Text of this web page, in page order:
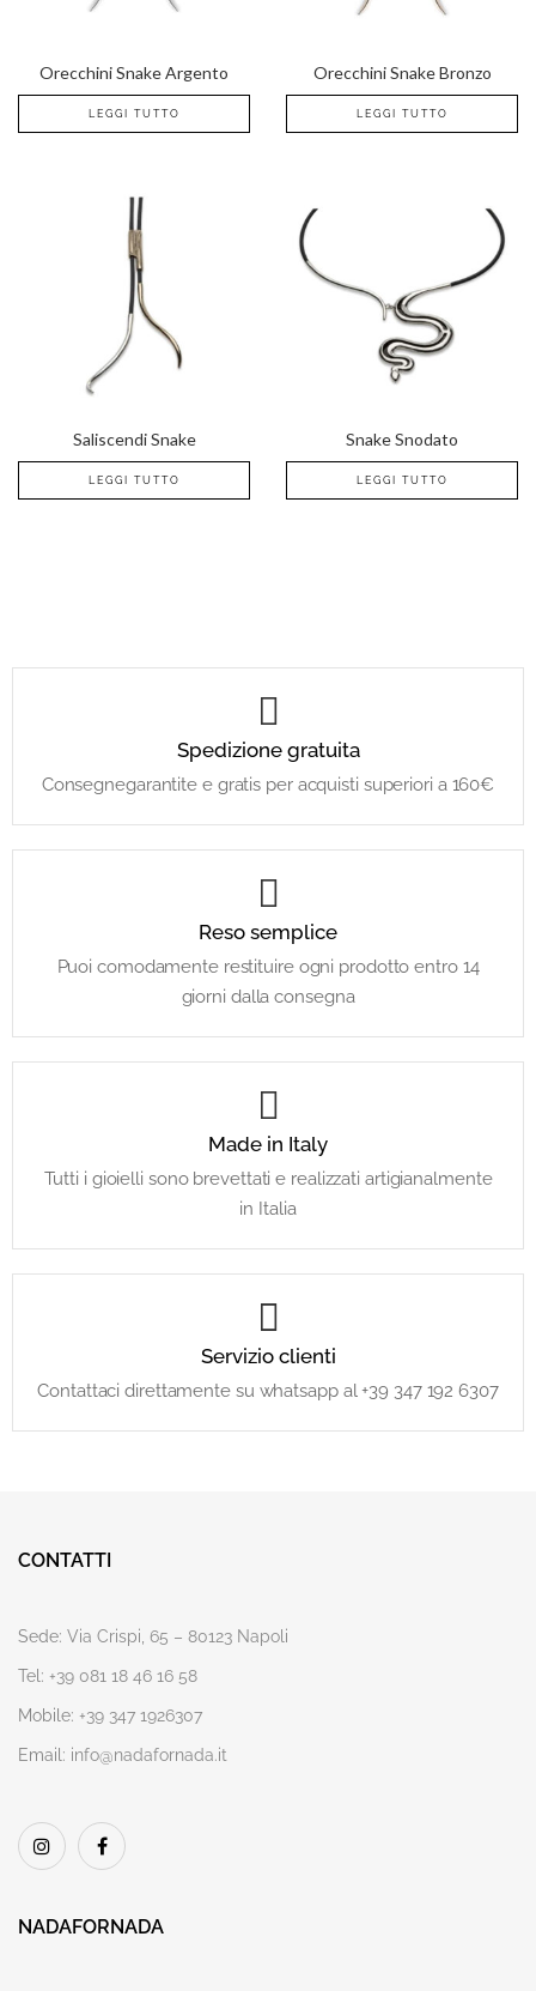
Orecchini Snake Argento
LEGGI TUTTO
Orecchini Snake Bronzo
LEGGI TUTTO
Saliscendi Snake
LEGGI TUTTO
Snake Snodato
LEGGI TUTTO
Spedizione gratuita
Consegnegarantite e gratis per acquisti superiori a 160€
Reso semplice
Puoi comodamente restituire ogni prodotto entro 14
giorni dalla consegna
Made in Italy
Tutti i gioielli sono brevettati e realizzati artigianalmente
in Italia
Servizio clienti
Contattaci direttamente su whatsapp al +39 347 192 6307
CONTATTI
Sede: Via Crispi, 65 – 80123 Napoli
Tel: +39 081 18 46 16 58
Mobile: +39 347 1926307
Email: info@nadafornada.it
NADAFORNADA